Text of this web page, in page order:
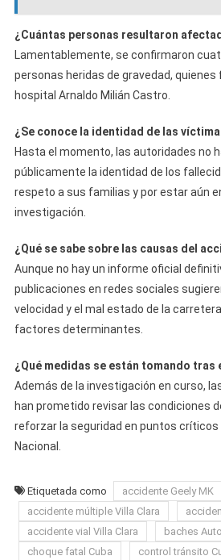
¿Cuántas personas resultaron
Lamentablemente, se confirmaron
personas heridas de gravedad,
hospital Arnaldo Milián Castro.
¿Se conoce la identidad de las
Hasta el momento, las autoridades no
públicamente la identidad de los
respeto a sus familias y por estar aún
investigación.
¿Qué se sabe sobre las causas del
Aunque no hay un informe oficial
publicaciones en redes sociales
velocidad y el mal estado de la
factores determinantes.
¿Qué medidas se están tomando tras
Además de la investigación en curso,
han prometido revisar las condiciones
reforzar la seguridad en puntos
Nacional.
Etiquetada como
accidente Geely MK
accidente múltiple Villa Clara
accidente vial Villa Clara
baches
choque fatal Cuba
control tránsito